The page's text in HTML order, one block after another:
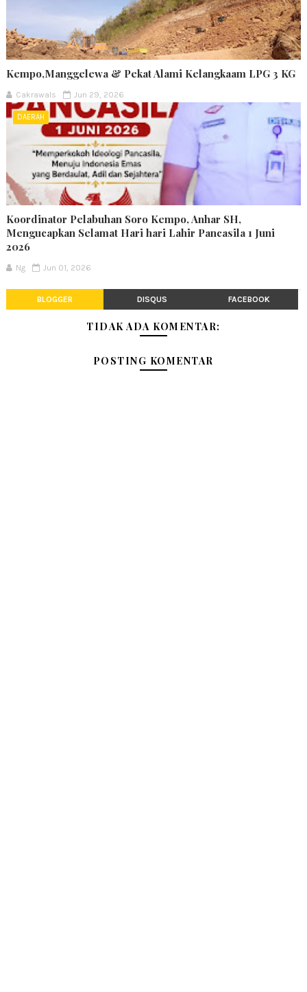
Kempo,Manggelewa & Pekat Alami Kelangkaam LPG 3 KG
Cakrawals Jun 29, 2026
DAERAH
Koordinator Pelabuhan Soro Kempo, Anhar SH,
Mengucapkan Selamat Hari hari Lahir Pancasila 1 Juni
2026
Ng Jun 01, 2026
BLOGGER DISQUS FACEBOOK
TIDAK ADA KOMENTAR:
POSTING KOMENTAR